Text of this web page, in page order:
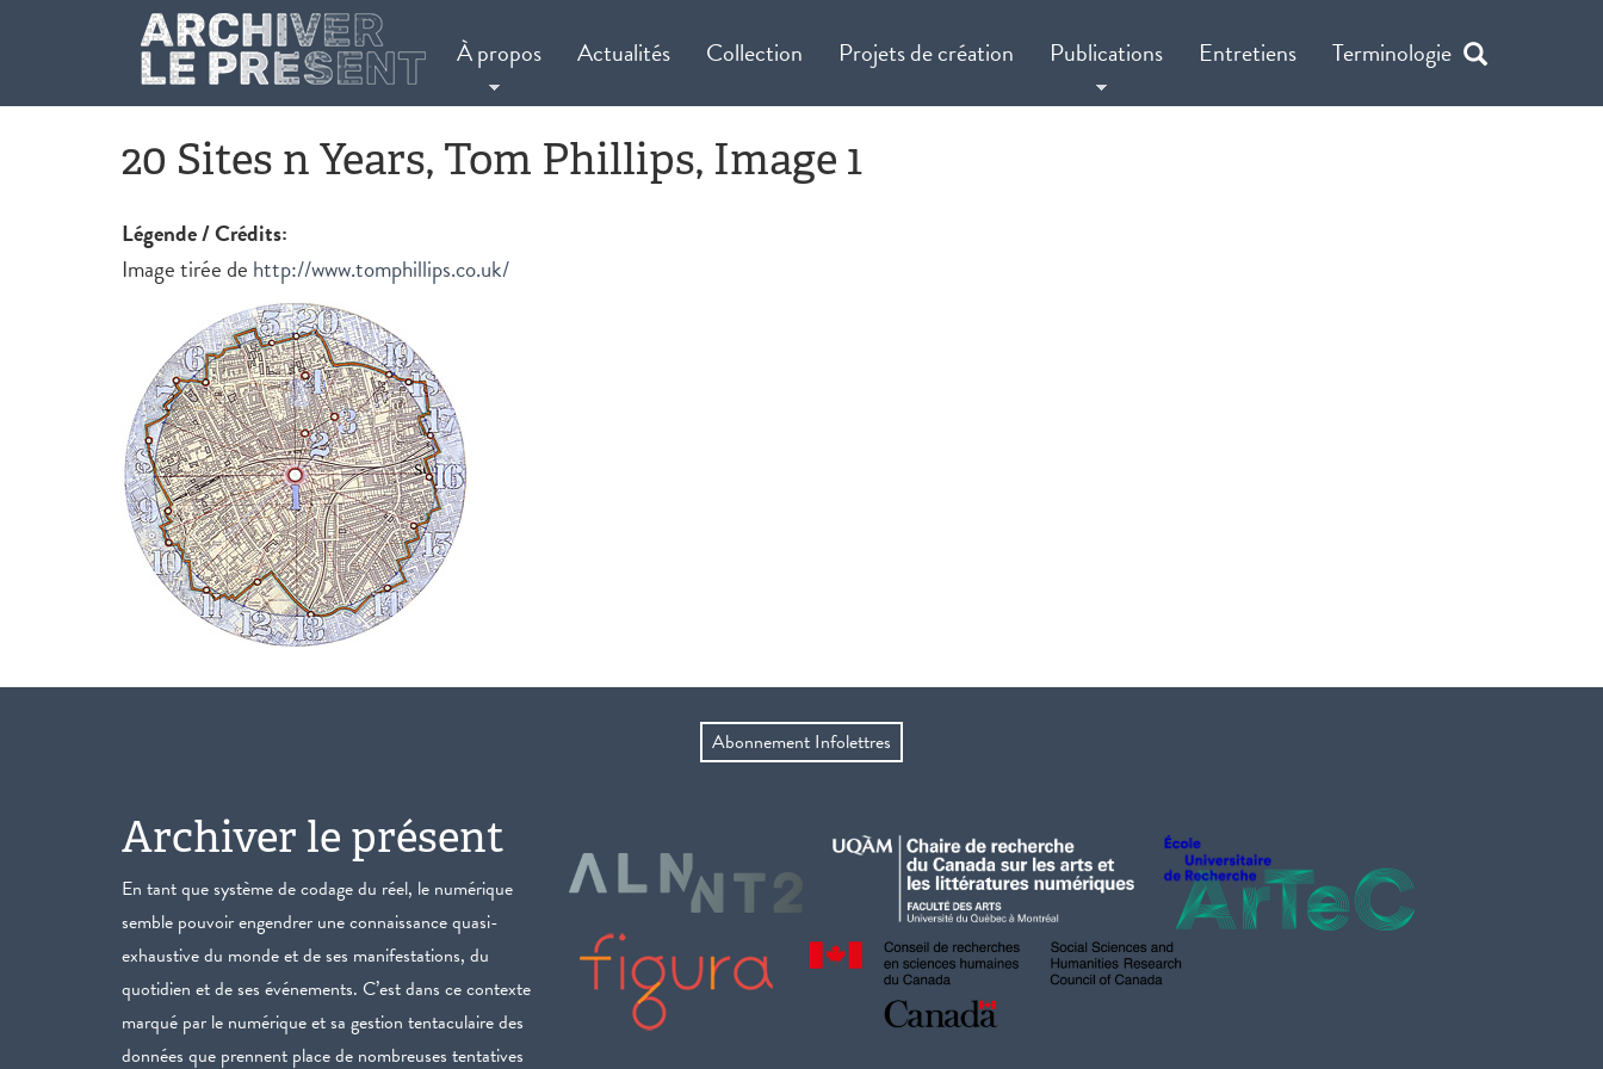
Aller au contenu principal
À propos Actualités Collection Projets de création Publications Entretiens Terminologie
20 Sites n Years, Tom Phillips, Image 1
Légende / Crédits:
Image tirée de http://www.tomphillips.co.uk/
Abonnement Infolettres
Archiver le présent
En tant que système de codage du réel, le numérique
semble pouvoir engendrer une connaissance quasi-
exhaustive du monde et de ses manifestations, du
quotidien et de ses événements. C’est dans ce contexte
marqué par le numérique et sa gestion tentaculaire des
données que prennent place de nombreuses tentatives